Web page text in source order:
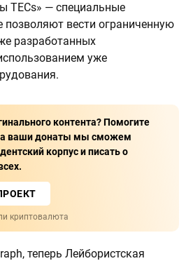
TECs» — специальные
вести ограниченную
разработанных
уже
контента? Помогите
ваши донаты мы сможем
корпус и писать о
криптовалюта
теперь Лейбористская